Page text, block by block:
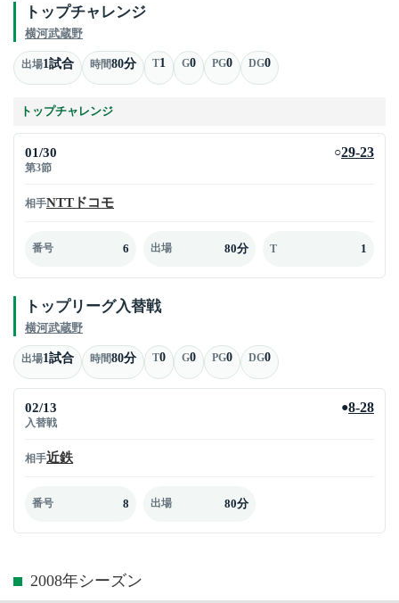
トップチャレンジ
横河武蔵野
出場1試合 時間80分 T1 G0 PG0 DG0
トップチャレンジ
01/30
第3節
○29-23
相手NTTドコモ
番号 6 出場 80分 T 1
トップリーグ入替戦
横河武蔵野
出場1試合 時間80分 T0 G0 PG0 DG0
02/13
入替戦
●8-28
相手近鉄
番号 8 出場 80分
2008年シーズン